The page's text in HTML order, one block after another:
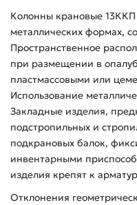
Колонны крановые 13ККП
металлических формах,
Пространственное
при размещении в
пластмассовыми или
Использование
Закладные изделия,
подстропильных и
подкрановых балок,
инвентарными
изделия крепят к
Отклонения